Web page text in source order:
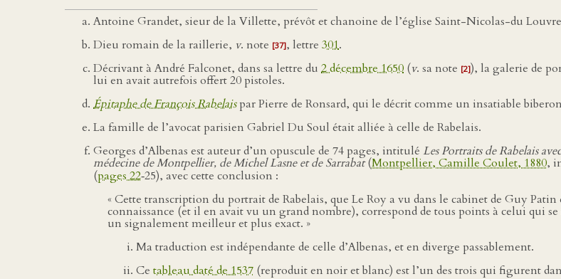
Antoine Grandet, sieur de la Villette, prévôt et chanoine de l’église Saint-Nicolas-du
Dieu romain de la raillerie, v. note [37], lettre 301.
Décrivant à André Falconet, dans sa lettre du 2 décembre 1650 (v. sa note [2]), la galerie de
lui en avait autrefois offert 20 pistoles.
Épitaphe de François Rabelaispar Pierre de Ronsard, qui le décrit comme un insatiable
La famille de l’avocat parisien Gabriel Du Soul était alliée à celle de Rabelais.
Georges d’Albenas est auteur d’un opuscule de 74 pages, intitulé Les Portraits de Rabelais
médecine de Montpellier, de Michel Lasne et de Sarrabat(Montpellier, Camille Coulet, 1880,
(pages 22‑25), avec cette conclusion :
« Cette transcription du portrait de Rabelais, que Le Roy a vu dans le cabinet de Guy
connaissance (et il en avait vu un grand nombre), correspond de tous points à celui qui
un signalement meilleur et plus exact. »
Ma traduction est indépendante de celle d’Albenas, et en diverge passablement.
Ce tableau daté de 1537 (reproduit en noir et blanc) est l’un des trois qui figurent